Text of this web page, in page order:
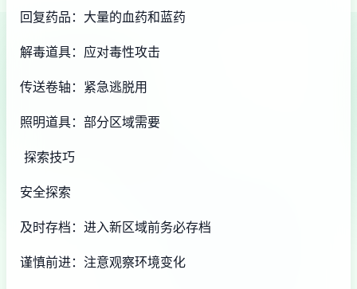
回复药品：大量的血药和蓝药
解毒道具：应对毒性攻击
传送卷轴：紧急逃脱用
照明道具：部分区域需要
探索技巧
安全探索
及时存档：进入新区域前务必存档
谨慎前进：注意观察环境变化